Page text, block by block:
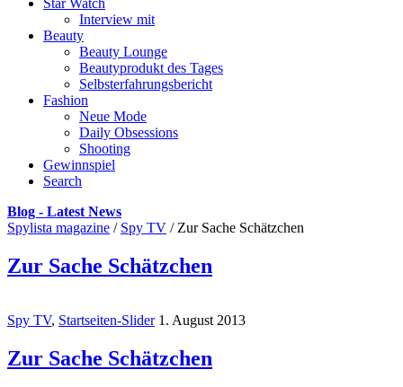
Star Watch
Interview mit
Beauty
Beauty Lounge
Beautyprodukt des Tages
Selbsterfahrungsbericht
Fashion
Neue Mode
Daily Obsessions
Shooting
Gewinnspiel
Search
Blog - Latest News
Spylista magazine / Spy TV / Zur Sache Schätzchen
Zur Sache Schätzchen
Spy TV, Startseiten-Slider 1. August 2013
Zur Sache Schätzchen